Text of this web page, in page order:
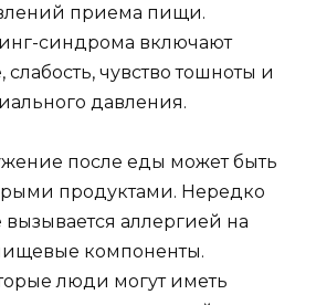
приема пищи.
синдрома включают
чувство тошноты и
давления.
после еды может быть
продуктами. Нередко
аллергией на
компоненты.
люди могут иметь